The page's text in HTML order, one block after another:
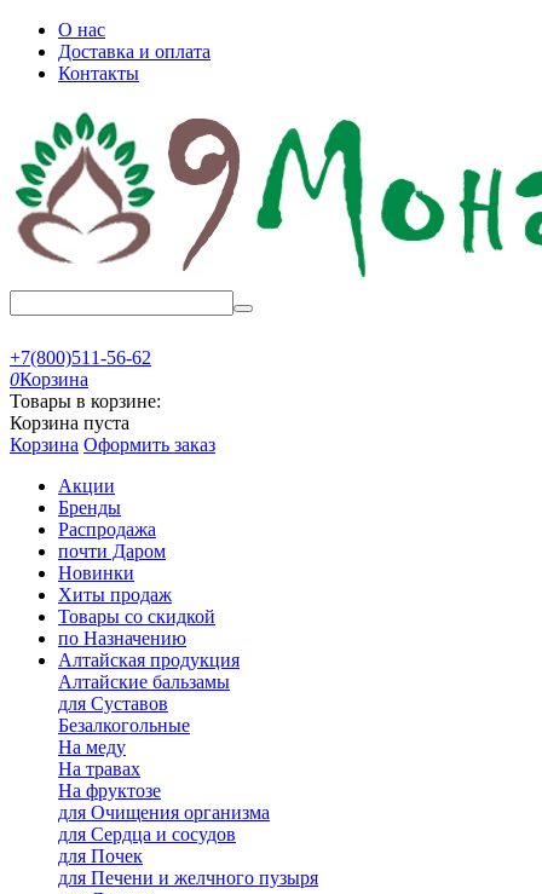
О нас
Доставка и оплата
Контакты
+7(800)511-56-62
0Корзина
Товары в корзине:
Корзина пуста
Корзина Оформить заказ
Акции
Бренды
Распродажа
почти Даром
Новинки
Хиты продаж
Товары со скидкой
по Назначению
Алтайская продукция
Алтайские бальзамы
для Суставов
Безалкогольные
На меду
На травах
На фруктозе
для Очищения организма
для Сердца и сосудов
для Почек
для Печени и желчного пузыря